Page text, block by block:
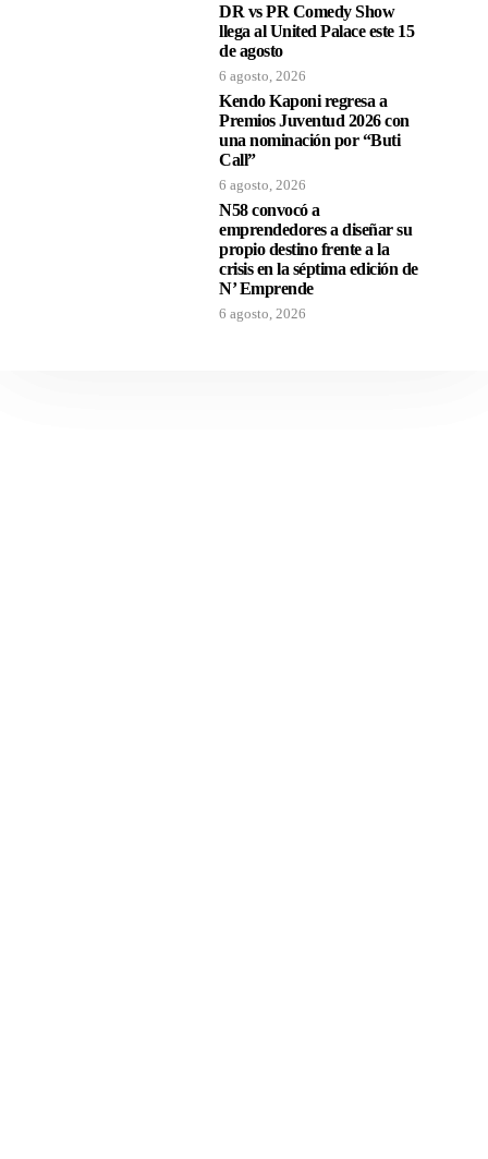
DR vs PR Comedy Show
llega al United Palace este 15
de agosto
6 agosto, 2026
Kendo Kaponi regresa a
Premios Juventud 2026 con
una nominación por “Buti
Call”
6 agosto, 2026
N58 convocó a
emprendedores a diseñar su
propio destino frente a la
crisis en la séptima edición de
N’ Emprende
6 agosto, 2026